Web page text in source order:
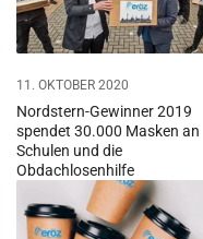
11. OKTOBER 2020
Nordstern-Gewinner 2019
spendet 30.000 Masken an
Schulen und die
Obdachlosenhilfe